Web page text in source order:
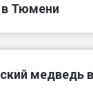
в Тюмени
медведь